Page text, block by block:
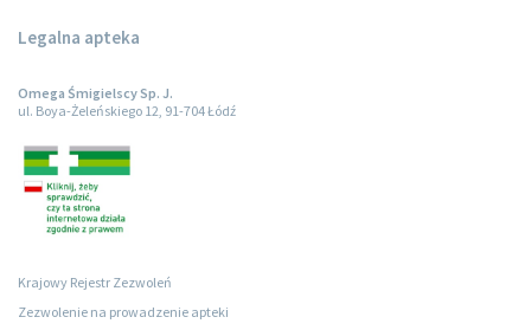
Legalna apteka
Omega Śmigielscy Sp. J.
ul. Boya-Żeleńskiego 12, 91-704 Łódź
Krajowy Rejestr Zezwoleń
Zezwolenie na prowadzenie apteki